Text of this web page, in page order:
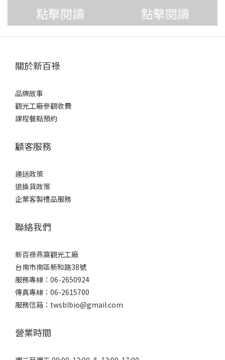
點擊閱讀 點擊閱讀
關於新百祿
品牌故事
觀光工廠參觀收費
課程餐點預約
顧客服務
運送政策
退換貨政策
企業客製禮品服務
聯絡我們
新百祿燕窩觀光工廠
台南市南區新和路38號
服務專線：06-2650924
傳真專線：06-2615700
服務信箱：twsblbio@gmail.com
營業時間